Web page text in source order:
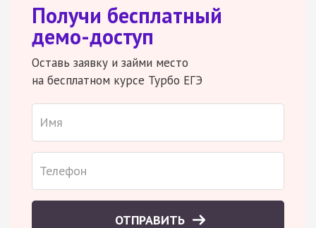
Получи бесплатный
демо-доступ
Оставь заявку и займи место
на бесплатном курсе Турбо ЕГЭ
ОТПРАВИТЬ